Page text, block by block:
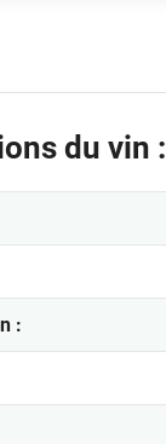
du vin :
: